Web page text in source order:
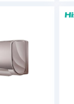
газа, Ø, мм
м
высот, м